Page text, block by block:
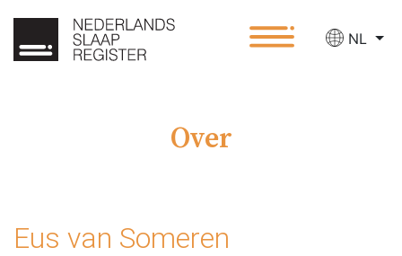
NL
Over
Eus van Someren